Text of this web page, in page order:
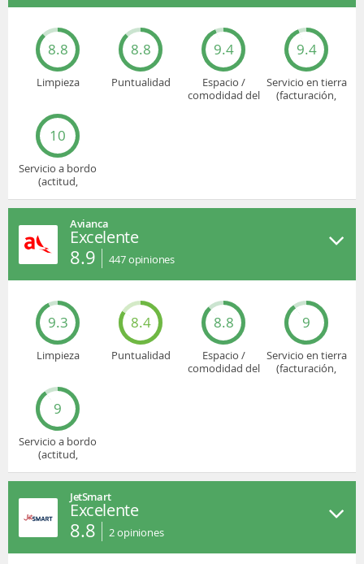
8.8
Limpieza
8.8
Puntualidad
9.4
Espacio /
comodidad del
9.4
Servicio en tierra
(facturación,
10
Servicio a bordo
(actitud,
Avianca
Excelente
8.9 447opiniones
9.3
Limpieza
8.4
Puntualidad
8.8
Espacio /
comodidad del
9
Servicio en tierra
(facturación,
9
Servicio a bordo
(actitud,
JetSmart
Excelente
8.8 2opiniones